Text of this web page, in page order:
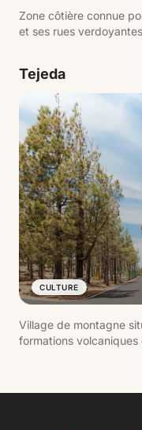
Zone côtière connue
et ses rues
Tejeda
CULTURE
Village de montagne
formations